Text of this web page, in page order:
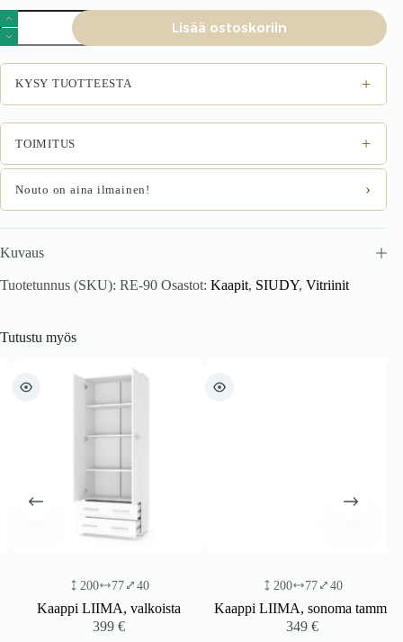
Tamminen
vitriini
Raro
90
määrä
Lisää ostoskoriin
KYSY TUOTTEESTA +
TOIMITUS +
Nouto on aina ilmainen! ›
Kuvaus
Tuotetunnus (SKU): RE-90 Osastot: Kaapit, SIUDY, Vitriinit
Tutustu myös
200 77 40
Kaappi LIIMA, valkoista
399€
200 77 40
Kaappi LIIMA, sonoma tammi
349€